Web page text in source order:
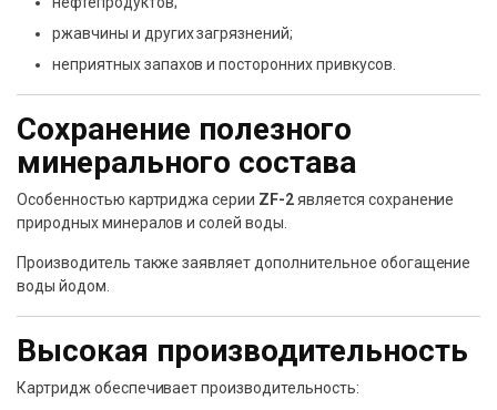
ржавчины и других загрязнений;
неприятных запахов и посторонних привкусов.
Сохранение полезного
минерального состава
Особенностью картриджа серии ZF-2является сохранение
природных минералов и солей воды.
Производитель также заявляет дополнительное обогащение
воды йодом.
Высокая производительность
Картридж обеспечивает производительность: